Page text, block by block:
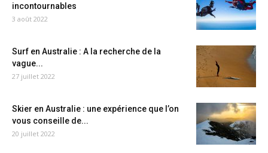
incontournables
3 août 2022
Surf en Australie : A la recherche de la
vague...
27 juillet 2022
Skier en Australie : une expérience que l’on
vous conseille de...
20 juillet 2022